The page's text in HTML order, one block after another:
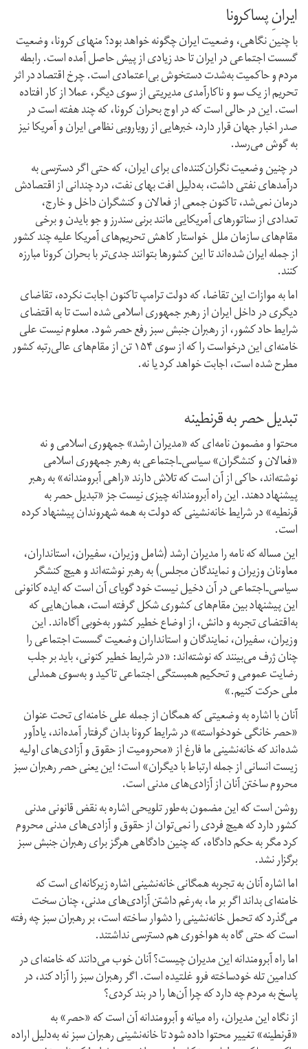
ایرانِ پسا‌کرونا
با چنین نگاهی، وضعیت ایران چگونه خواهد بود؟ منهای کرونا، وضعیت
گسست اجتماعی در ایران تا حد زیادی از پیش حاصل آمده است. رابطه
مردم و حاکمیت به‌شدت دستخوش بی‌اعتمادی است. چرخ اقتصاد در اثر
تحریم از یک سو و ناکارآمدی مدیریتی از سوی دیگر، عملا از کار افتاده
است. این در حالی است که در اوج بحران کرونا، که چند هفته است در
صدر اخبار جهان قرار دارد، خبرهایی از رویارویی نظامی ایران و آمریکا نیز
به گوش می‌رسد.
در چنین وضعیت نگران‌کننده‌ای برای ایران، که حتی اگر دسترسی به
درآمدهای نفتی داشت، به‌دلیل افت بهای نفت، درد چندانی از اقتصادش
درمان نمی‌شد،‌ تاکنون جمعی از فعالان و کنشگران داخل و خارج،
تعدادی از سناتورهای آمریکایی مانند برنی سندرز و جو بایدن و برخی
مقام‌های سازمان ملل خواستار کاهش تحریم‌های آمریکا علیه چند کشور
از جمله ایران شده‌اند تا این کشورها بتوانند جدی‌تر با بحران کرونا مبارزه
کنند.
اما به موازات این تقاضا، که دولت ترامپ تاکنون اجابت نکرده، تقاضای
دیگری در داخل ایران از رهبر جمهوری اسلامی شده است تا به اقتضای
شرایط حاد کشور، از رهبران جنبش سبز رفع حصر شود. معلوم نیست علی
خامنه‌ای این درخواست را که از سوی ۱۵۴ تن از مقام‌های عالی‌رتبه کشور
مطرح شده است، اجابت خواهد کرد یا نه.
تبدیل حصر به قرنطینه
محتوا و مضمون نامه‌ای که «مدیران ارشد» جمهوری اسلامی و نه
«فعالان و کنشگران» سیاسی‌ـ‌اجتماعی به رهبر جمهوری اسلامی
نوشته‌اند، حاکی از آن است که تلاش دارند «راهی آبرومندانه» به رهبر
پیشنهاد دهند. این راه آبرومندانه چیزی نیست جز «تبدیل حصر به
قرنطیه» در شرایط خانه‌نشینی که دولت به همه شهروندان پیشنهاد کرده
است.
این مساله که نامه را مدیران ارشد (شامل وزیران، سفیران، استانداران،
معاونان وزیران و نمایندگان مجلس) به رهبر نوشته‌اند و هیچ کنشگر
سیاسی‌ـ‌اجتماعی در آن دخیل نیست خود گویای آن است که ایده کانونی
این پیشنهاد بین مقام‌های کشوری شکل گرفته است، همان‌هایی که
به‌اقتضای تجربه و دانش، از اوضاع خطیر کشور به‌خوبی آگاه‌اند. این
وزیران، سفیران، نمایندگان و استانداران وضعیت گسست اجتماعی را
چنان ژرف می‌بینند که نوشته‌اند: «در شرایط خطیر کنونی، باید بر جلب
رضایت عمومی و تحکیم همبستگی اجتماعی تاکید و به‌سوی همدلی
ملی حرکت کنیم.»
آنان با اشاره به وضعیتی که همگان از جمله علی خامنه‌ای تحت عنوان
«حصر خانگی خودخواسته» در شرایط کرونا بدان گرفتار آمده‌اند، یادآور
شده‌اند که خانه‌نشینی ما فارغ از «محرومیت از حقوق و آزادی‌های اولیه
زیست انسانی از جمله ارتباط با دیگران» است؛ این یعنی حصر رهبران سبز
محروم ساختن آنان از آزادی‌های مدنی است.
روشن است که این مضمون به‌طور تلویحی اشاره به نقض قانونی مدنی
کشور دارد که هیچ فردی را نمی‌توان از حقوق و آزادی‌های مدنی محروم
کرد مگر به حکم دادگاه، که چنین دادگاهی هرگز برای رهبران جنبش سبز
برگزار نشد.
اما اشاره آنان به تجربه همگانی خانه‌نشینی اشاره زیرکانه‌ای است که
خامنه‌ای بداند اگر بر ما، به‌رغم داشتن آزادی‌های مدنی، چنان سخت
می‌گذرد که تحمل خانه‌نشینی را دشوار ساخته است، بر رهبران سبز چه رفته
است که حتی گاه به هواخوری هم دسترسی نداشتند.
اما راه آبرومندانه این مدیران چیست؟ آنان خوب می‌دانند که خامنه‌ای در
کدامین تله خودساخته فرو غلتیده است. اگر رهبران سبز را آزاد کند، در
پاسخ به مردم چه دارد که چرا آن‌ها را در‌ بند کردی؟
از نگاه این مدیران، راه میانه و آبرومندانه آن است که «حصر» به
«قرنطینه» تغییر محتوا داده شود تا خانه‌نشینی رهبران سبز نه به‌‌دلیل اراده